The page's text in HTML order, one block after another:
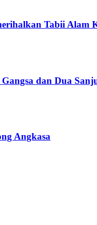
Tabii Alam
dan Dua
Angkasa